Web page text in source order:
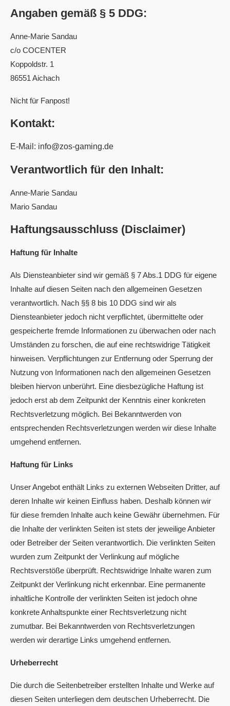
Angaben gemäß § 5 DDG:
Anne-Marie Sandau
c/o COCENTER
Koppoldstr. 1
86551 Aichach
Nicht für Fanpost!
Kontakt:
E-Mail: info@zos-gaming.de
Verantwortlich für den Inhalt:
Anne-Marie Sandau
Mario Sandau
Haftungsausschluss (Disclaimer)
Haftung für Inhalte
Als Diensteanbieter sind wir gemäß § 7 Abs.1 DDG für eigene
Inhalte auf diesen Seiten nach den allgemeinen Gesetzen
verantwortlich. Nach §§ 8 bis 10 DDG sind wir als
Diensteanbieter jedoch nicht verpflichtet, übermittelte oder
gespeicherte fremde Informationen zu überwachen oder nach
Umständen zu forschen, die auf eine rechtswidrige Tätigkeit
hinweisen. Verpflichtungen zur Entfernung oder Sperrung der
Nutzung von Informationen nach den allgemeinen Gesetzen
bleiben hiervon unberührt. Eine diesbezügliche Haftung ist
jedoch erst ab dem Zeitpunkt der Kenntnis einer konkreten
Rechtsverletzung möglich. Bei Bekanntwerden von
entsprechenden Rechtsverletzungen werden wir diese Inhalte
umgehend entfernen.
Haftung für Links
Unser Angebot enthält Links zu externen Webseiten Dritter, auf
deren Inhalte wir keinen Einfluss haben. Deshalb können wir
für diese fremden Inhalte auch keine Gewähr übernehmen. Für
die Inhalte der verlinkten Seiten ist stets der jeweilige Anbieter
oder Betreiber der Seiten verantwortlich. Die verlinkten Seiten
wurden zum Zeitpunkt der Verlinkung auf mögliche
Rechtsverstöße überprüft. Rechtswidrige Inhalte waren zum
Zeitpunkt der Verlinkung nicht erkennbar. Eine permanente
inhaltliche Kontrolle der verlinkten Seiten ist jedoch ohne
konkrete Anhaltspunkte einer Rechtsverletzung nicht
zumutbar. Bei Bekanntwerden von Rechtsverletzungen
werden wir derartige Links umgehend entfernen.
Urheberrecht
Die durch die Seitenbetreiber erstellten Inhalte und Werke auf
diesen Seiten unterliegen dem deutschen Urheberrecht. Die